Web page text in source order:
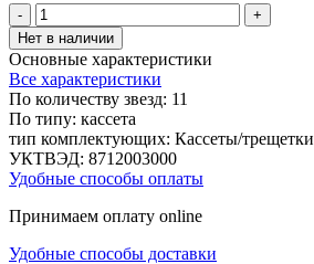
-
+
Нет в наличии
Основные характеристики
Все характеристики
По количеству звезд: 11
По типу: кассета
тип комплектующих: Кассеты/трещетки
УКТВЭД: 8712003000
Удобные способы оплаты
Принимаем оплату online
Удобные способы доставки